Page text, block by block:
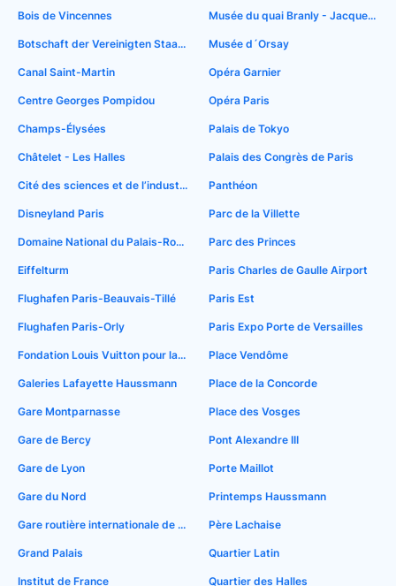
Bois de Vincennes
Botschaft der Vereinigten Staaten in Paris
Canal Saint-Martin
Centre Georges Pompidou
Champs-Élysées
Châtelet - Les Halles
Cité des sciences et de l’industrie
Disneyland Paris
Domaine National du Palais-Royal
Eiffelturm
Flughafen Paris-Beauvais-Tillé
Flughafen Paris-Orly
Fondation Louis Vuitton pour la Création
Galeries Lafayette Haussmann
Gare Montparnasse
Gare de Bercy
Gare de Lyon
Gare du Nord
Gare routière internationale de Paris-Gallieni
Grand Palais
Institut de France
Musée du quai Branly - Jacques Chirac
Musée d´Orsay
Opéra Garnier
Opéra Paris
Palais de Tokyo
Palais des Congrès de Paris
Panthéon
Parc de la Villette
Parc des Princes
Paris Charles de Gaulle Airport
Paris Est
Paris Expo Porte de Versailles
Place Vendôme
Place de la Concorde
Place des Vosges
Pont Alexandre III
Porte Maillot
Printemps Haussmann
Père Lachaise
Quartier Latin
Quartier des Halles